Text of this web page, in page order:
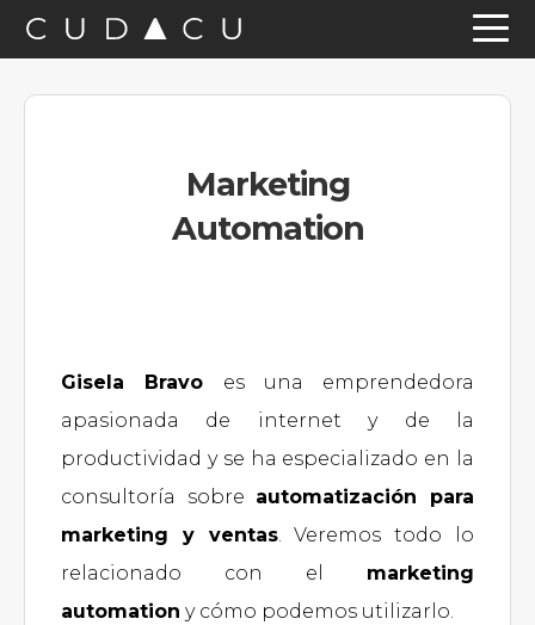
Saltar
a
Saltar
al
contenido
Saltar
a
Marketing
Automation
Gisela Bravo es una emprendedora
apasionada de internet y de la
productividad y se ha especializado en la
consultoría sobre automatización para
marketing y ventas. Veremos todo lo
relacionado con el marketing
automation y cómo podemos utilizarlo.